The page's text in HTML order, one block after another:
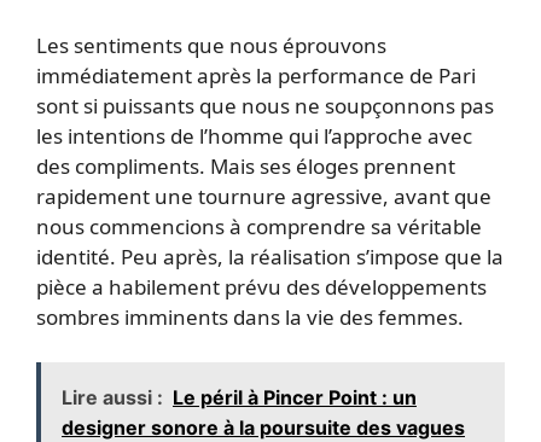
Les sentiments que nous éprouvons
immédiatement après la performance de Pari
sont si puissants que nous ne soupçonnons pas
les intentions de l’homme qui l’approche avec
des compliments. Mais ses éloges prennent
rapidement une tournure agressive, avant que
nous commencions à comprendre sa véritable
identité. Peu après, la réalisation s’impose que la
pièce a habilement prévu des développements
sombres imminents dans la vie des femmes.
Lire aussi : Le péril à Pincer Point : un
designer sonore à la poursuite des vagues